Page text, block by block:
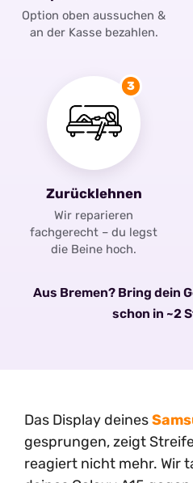
Option oben aussuchen &
an der Kasse bezahlen.
3
Zurücklehnen
Wir reparieren
fachgerecht – du legst
die Beine hoch.
Aus Bremen? Bring dein
schon in ~2
Das Display deines
gesprungen, zeigt
reagiert nicht mehr. Wir